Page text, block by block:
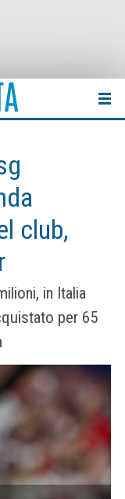
club,
in Italia
per 65